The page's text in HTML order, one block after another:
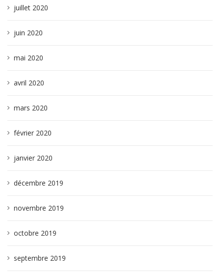
juillet 2020
juin 2020
mai 2020
avril 2020
mars 2020
février 2020
janvier 2020
décembre 2019
novembre 2019
octobre 2019
septembre 2019